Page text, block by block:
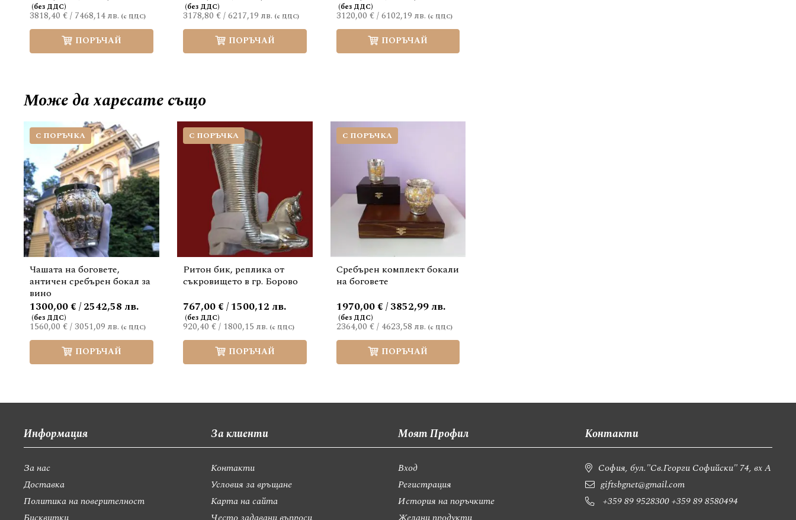
3818,40 €/ 7468,14 лв.
ПОРЪЧАЙ
3178,80 €/6217,19 лв.
ПОРЪЧАЙ
3120,00 €/6102,19 лв.
ПОРЪЧАЙ
Може дахаресате също
С ПОРЪЧКА
Чашата на боговете,
античен сребърен бокал за
вино
1560,00 €/ 3051,09 лв.
1300,00 € / 2542,58 лв.
ПОРЪЧАЙ
С ПОРЪЧКА
Ритон бик, реплика от
съкровището в гр. Борово
920,40 €/ 1800,15 лв.
767,00 € / 1500,12 лв.
ПОРЪЧАЙ
С ПОРЪЧКА
Сребърен комплект бокали
на боговете
2364,00 €/ 4623,58 лв.
1970,00 € / 3852,99 лв.
ПОРЪЧАЙ
Информация
За нас
Доставка
Политика на поверителност
За клиенти
Контакти
Условия за връщане
Карта на сайта
Моят Профил
Вход
Регистрация
История на поръчките
Контакти
София, бул."Св.Георги Софийски" 74, вх А
giftsbgnet@gmail.com
+359 89 9528300+359 89 8580494